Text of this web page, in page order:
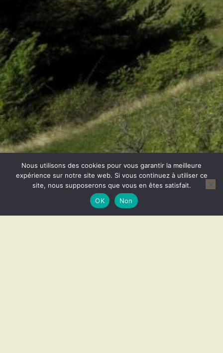
Nous utilisons des cookies pour vous garantir la meilleure
expérience sur notre site web. Si vous continuez à utiliser ce
site, nous supposerons que vous en êtes satisfait.
OK
Non